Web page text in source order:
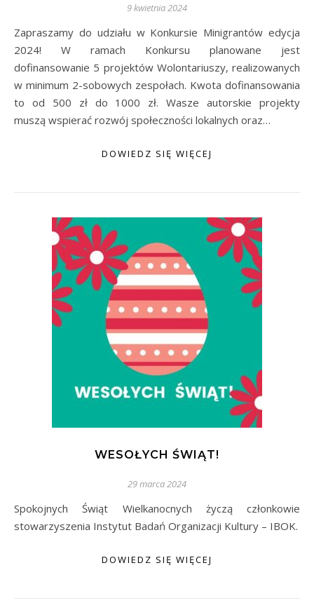
9 kwietnia 2024
Zapraszamy do udziału w Konkursie Minigrantów edycja
2024! W ramach Konkursu planowane jest
dofinansowanie 5 projektów Wolontariuszy, realizowanych
w minimum 2-sobowych zespołach. Kwota dofinansowania
to od 500 zł do 1000 zł. Wasze autorskie projekty
muszą wspierać rozwój społeczności lokalnych oraz…
DOWIEDZ SIĘ WIĘCEJ
WESOŁYCH ŚWIĄT!
29 marca 2024
Spokojnych Świąt Wielkanocnych życzą członkowie
stowarzyszenia Instytut Badań Organizacji Kultury – IBOK.
DOWIEDZ SIĘ WIĘCEJ